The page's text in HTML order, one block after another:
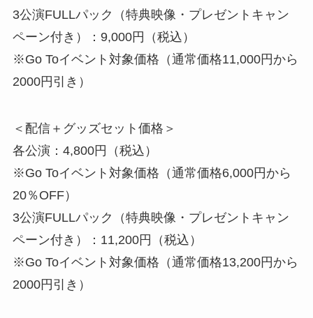
3公演FULLパック（特典映像・プレゼントキャン
ペーン付き）：9,000円（税込）
※Go Toイベント対象価格（通常価格11,000円から
2000円引き）
＜配信＋グッズセット価格＞
各公演：4,800円（税込）
※Go Toイベント対象価格（通常価格6,000円から
20％OFF）
3公演FULLパック（特典映像・プレゼントキャン
ペーン付き）：11,200円（税込）
※Go Toイベント対象価格（通常価格13,200円から
2000円引き）